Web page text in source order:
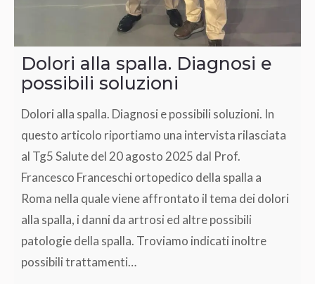
Dolori alla spalla. Diagnosi e
possibili soluzioni
Dolori alla spalla. Diagnosi e possibili soluzioni. In
questo articolo riportiamo una intervista rilasciata
al Tg5 Salute del 20 agosto 2025 dal Prof.
Francesco Franceschi ortopedico della spalla a
Roma nella quale viene affrontato il tema dei dolori
alla spalla, i danni da artrosi ed altre possibili
patologie della spalla. Troviamo indicati inoltre
possibili trattamenti…